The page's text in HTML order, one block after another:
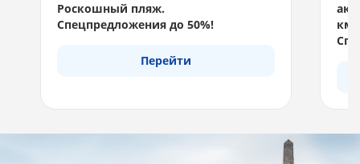
Роскошный пляж.
Спецпредложения до 50%!
Перейти
км